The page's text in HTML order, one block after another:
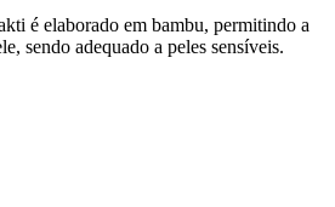
é elaborado em bambu, permitindo a
sendo adequado a peles sensíveis.